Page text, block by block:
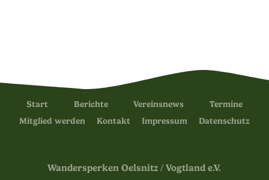
Start Berichte Vereinsnews
Termine
Mitglied werden
Kontakt Impressum Datenschutz
Wandersperken Oelsnitz / Vogtland e.V.